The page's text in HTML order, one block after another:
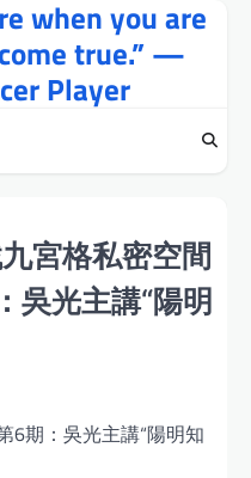
when you are
true.” —
Player
宮格私密空間
吳光主講“陽明
6期：吳光主講“陽明知